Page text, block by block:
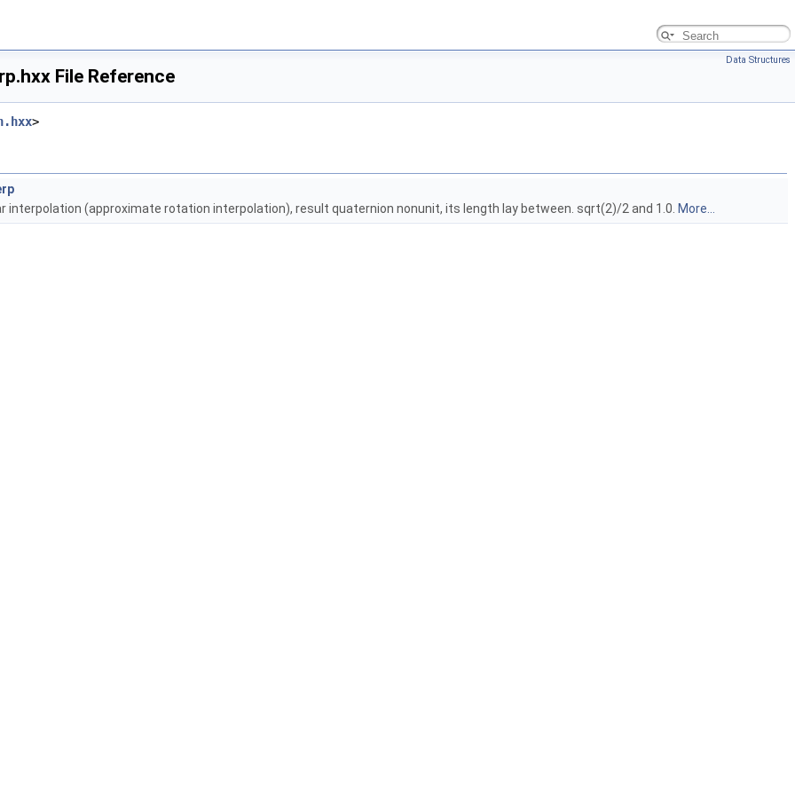
Data Structures
File Reference
>
interpolation (approximate rotation interpolation), result quaternion nonunit, its length lay between. sqrt(2)/2 and 1.0. More...